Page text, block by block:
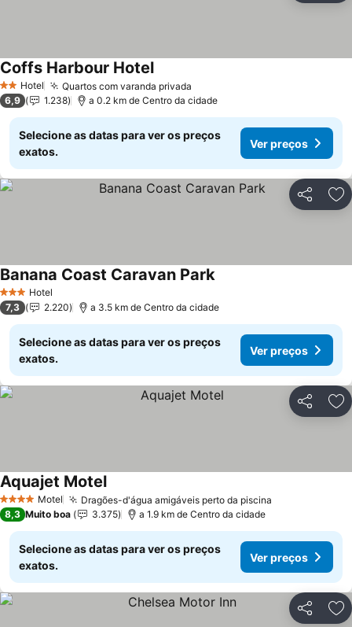
2 Estrelas
Hotel Quartos com varanda privada
Coffs Harbour HotelVer preços
6,9 1.238 a 0.2 km de Centro da cidade
Selecione as datas para ver os preços
exatos.
Ver preços
Partilhar
3 EstrelasHotel
Banana Coast Caravan ParkVer preços
7,3 2.220 a 3.5 km de Centro da cidade
Selecione as datas para ver os preços
exatos.
Ver preços
Partilhar
4 EstrelasMotel Dragões-d'água amigáveis perto da piscina
Aquajet MotelVer preços
8,3 Muito boa 3.375 a 1.9 km de Centro da cidade
Selecione as datas para ver os preços
exatos.
Ver preços
Partilhar